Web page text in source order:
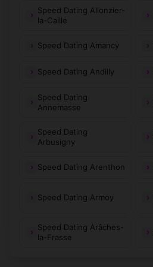
Speed Dating Allonzier-
la-Caille
Speed Dating Amancy
Speed Dating Andilly
Speed Dating
Annemasse
Speed Dating
Arbusigny
Speed Dating Arenthon
Speed Dating Armoy
Speed Dating Arâches-
la-Frasse